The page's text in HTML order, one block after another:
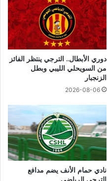
دوري الأبطال.. الترجي ينتظر الفائز
من السويحلي الليبي وبطل
الزنجبار
2026-08-06
نادي حمام الأنف يضم مدافع